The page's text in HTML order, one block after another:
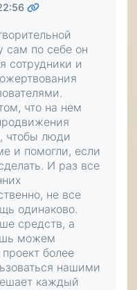
сам по себе он
сотрудники и
что на нем
чтобы люди
и помогли, если
И раз все
не все
одинаково.
средств, а
можем
проект более
нашими
каждый